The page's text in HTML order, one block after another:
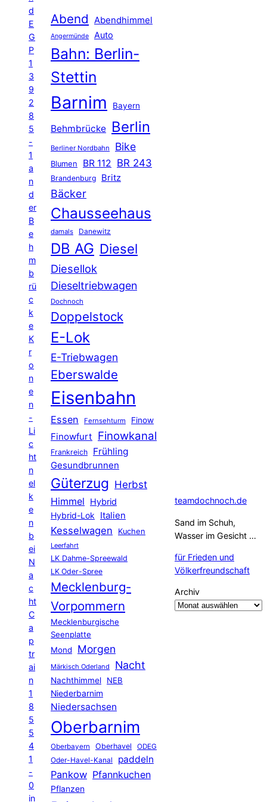
d
E
G
P
1
3
9
2
8
5
-
1
a
n
d
er
B
e
h
m
b
rü
c
k
e
K
r
o
n
e
n
-
Li
c
ht
n
el
k
e
n
b
ei
N
a
c
ht
C
a
p
tr
ai
n
1
8
5
5
4
1
-
0
in
Abend Abendhimmel
Angermünde Auto
Bahn: Berlin-
Stettin
Barnim Bayern
Behmbrücke Berlin
Berliner Nordbahn Bike
Blumen BR 112 BR 243
Brandenburg Britz
Bäcker
Chausseehaus
damals Danewitz
DB AG Diesel
Diesellok
Dieseltriebwagen
Dochnoch
Doppelstock
E-Lok
E-Triebwagen
Eberswalde
Eisenbahn
Essen Fernsehturm Finow
Finowfurt Finowkanal
Frankreich Frühling
Gesundbrunnen
Güterzug Herbst
Himmel
Hybrid
Hybrid-Lok Italien
Kesselwagen Kuchen
Leerfahrt
LK Dahme-Spreewald
LK Oder-Spree
Mecklenburg-
Vorpommern
Mecklenburgische
Seenplatte
Mond
Morgen
Märkisch Oderland Nacht
Nachthimmel
NEB
Niederbarnim
Niedersachsen
Oberbarnim
Oberbayern Oberhavel ODEG
Oder-Havel-Kanal paddeln
Pankow Pfannkuchen
Pflanzen
teamdochnoch.de
Sand im Schuh,
Wasser im Gesicht …
für Frieden und
Völkerfreundschaft
Archiv